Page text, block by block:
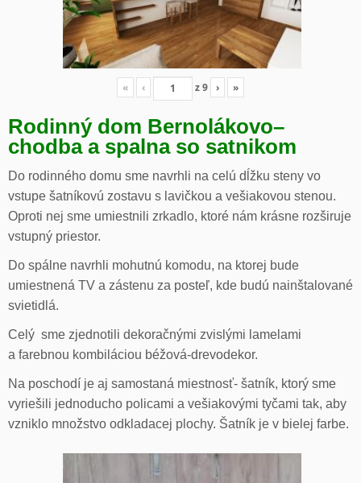
« ‹ z9 › »
Rodinný dom Bernolákovo–
chodba a spalna so satnikom
Do rodinného domu sme navrhli na celú dĺžku steny vo
vstupe šatníkovú zostavu s lavičkou a vešiakovou stenou.
Oproti nej sme umiestnili zrkadlo, ktoré nám krásne rozširuje
vstupný priestor.
Do spálne navrhli mohutnú komodu, na ktorej bude
umiestnená TV a zástenu za posteľ, kde budú nainštalované
svietidlá.
Celý sme zjednotili dekoračnými zvislými lamelami
a farebnou kombiláciou béžová-drevodekor.
Na poschodí je aj samostaná miestnosť- šatník, ktorý sme
vyriešili jednoducho policami a vešiakovými tyčami tak, aby
vzniklo množstvo odkladacej plochy. Šatník je v bielej farbe.